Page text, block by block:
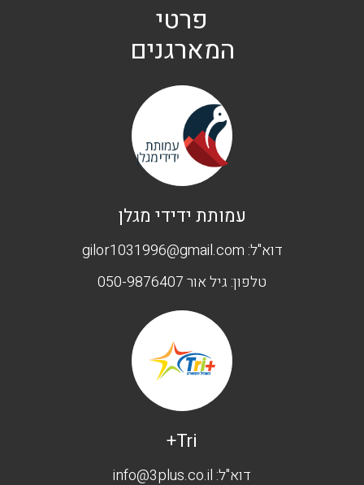
פרטי
המארגנים
עמותת ידידי מגלן
דוא"ל: gilor1031996@gmail.com
טלפון: גיל אור 050-9876407
Tri+
דוא"ל: info@3plus.co.il